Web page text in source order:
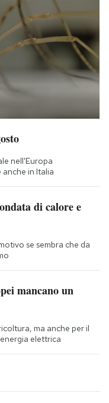
nell'Europa
in Italia
di calore e
se sembra che da
mancano un
ma anche per il
elettrica